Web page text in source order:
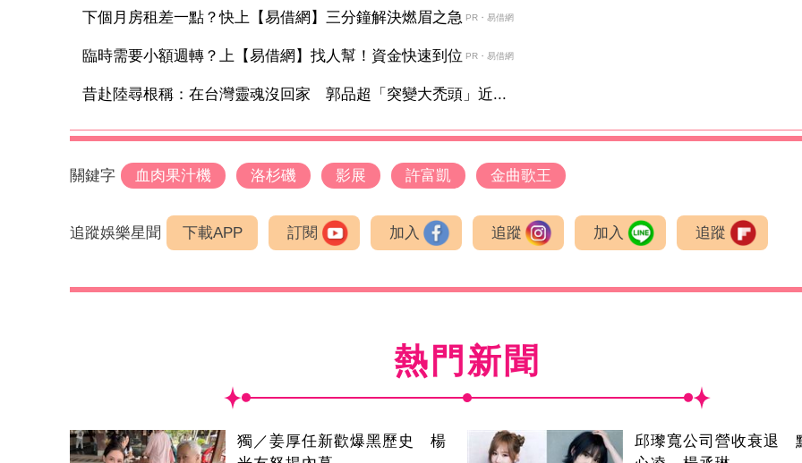
下個月房租差一點？快上【易借網】三分鐘解決燃眉之急 PR・易借網
臨時需要小額週轉？上【易借網】找人幫！資金快速到位 PR・易借網
昔赴陸尋根稱：在台灣靈魂沒回家 郭品超「突變大禿頭」近...
關鍵字 血肉果汁機 洛杉磯 影展 許富凱 金曲歌王
追蹤娛樂星聞 下載APP 訂閱 加入 追蹤 加入 追蹤
熱門新聞
獨／姜厚任新歡爆黑歷史 楊
邱瓈寬公司營收衰退